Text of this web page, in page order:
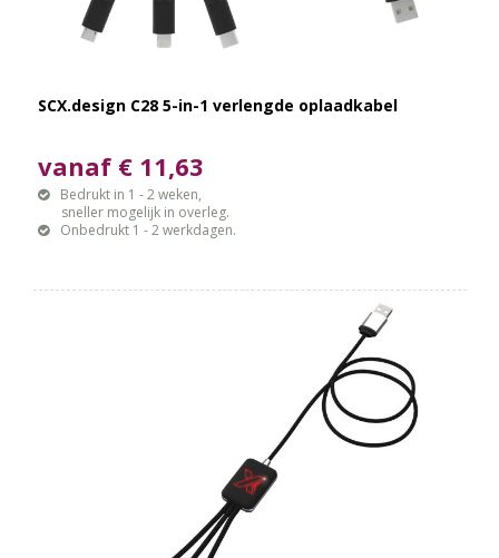
SCX.design C28 5-in-1 verlengde oplaadkabel
vanaf € 11,63
Bedrukt in 1 - 2 weken,
sneller mogelijk in overleg.
Onbedrukt 1 - 2 werkdagen.